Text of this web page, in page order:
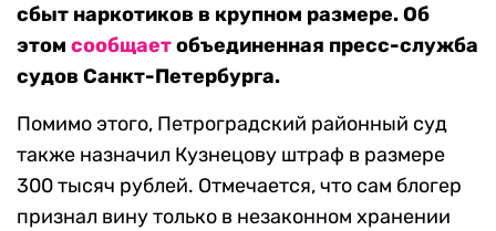
сбыт наркотиков в крупном размере. Об
этом сообщаетобъединенная пресс-служба
судов Санкт-Петербурга.
Помимо этого, Петроградский районный суд
также назначил Кузнецову штраф в размере
300 тысяч рублей. Отмечается, что сам блогер
признал вину только в незаконном хранении